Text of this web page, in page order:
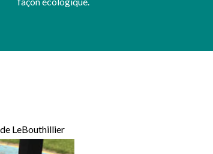
LeBouthillier